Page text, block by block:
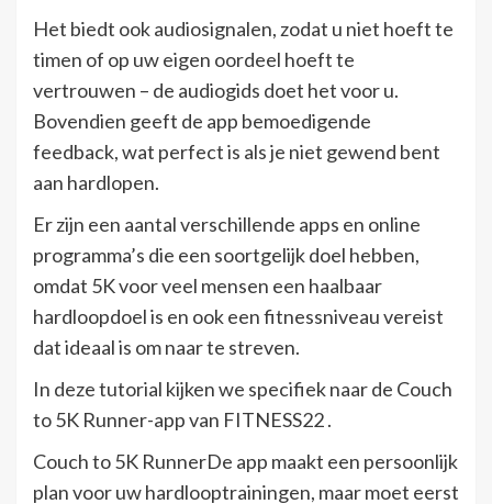
Het biedt ook audiosignalen, zodat u niet hoeft te
timen of op uw eigen oordeel hoeft te
vertrouwen – de audiogids doet het voor u.
Bovendien geeft de app bemoedigende
feedback, wat perfect is als je niet gewend bent
aan hardlopen.
Er zijn een aantal verschillende apps en online
programma’s die een soortgelijk doel hebben,
omdat 5K voor veel mensen een haalbaar
hardloopdoel is en ook een fitnessniveau vereist
dat ideaal is om naar te streven.
In deze tutorial kijken we specifiek naar de Couch
to 5K Runner-app van FITNESS22 .
Couch to 5K RunnerDe app maakt een persoonlijk
plan voor uw hardlooptrainingen, maar moet eerst